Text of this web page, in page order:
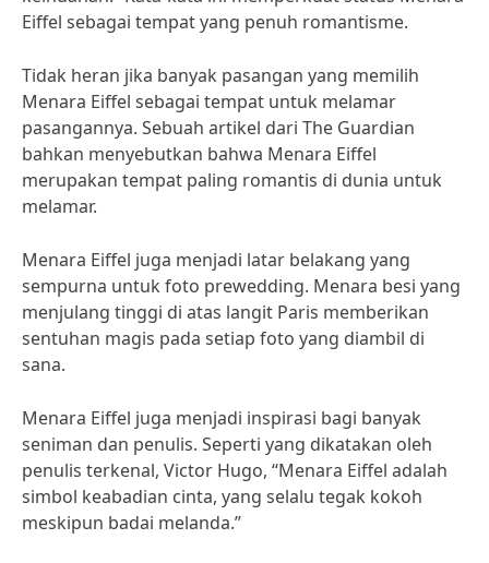
Eiffel sebagai tempat yang penuh romantisme.
Tidak heran jika banyak pasangan yang memilih
Menara Eiffel sebagai tempat untuk melamar
pasangannya. Sebuah artikel dari The Guardian
bahkan menyebutkan bahwa Menara Eiffel
merupakan tempat paling romantis di dunia untuk
melamar.
Menara Eiffel juga menjadi latar belakang yang
sempurna untuk foto prewedding. Menara besi yang
menjulang tinggi di atas langit Paris memberikan
sentuhan magis pada setiap foto yang diambil di
sana.
Menara Eiffel juga menjadi inspirasi bagi banyak
seniman dan penulis. Seperti yang dikatakan oleh
penulis terkenal, Victor Hugo, “Menara Eiffel adalah
simbol keabadian cinta, yang selalu tegak kokoh
meskipun badai melanda.”